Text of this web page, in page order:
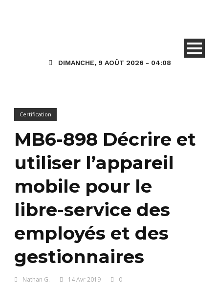
DIMANCHE, 9 AOÛT 2026 - 04:08
Certification
MB6-898 Décrire et
utiliser l’appareil
mobile pour le
libre-service des
employés et des
gestionnaires
Nathan G. 14 Avr 2019 0